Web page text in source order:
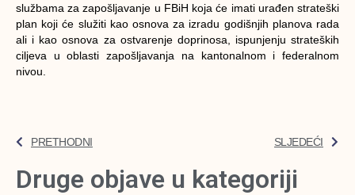
službama za zapošljavanje u FBiH koja će imati urađen strateški
plan koji će služiti kao osnova za izradu godišnjih planova rada
ali i kao osnova za ostvarenje doprinosa, ispunjenju strateških
ciljeva u oblasti zapošljavanja na kantonalnom i federalnom
nivou.
PRETHODNI SLJEDEĆI
Druge objave u kategoriji